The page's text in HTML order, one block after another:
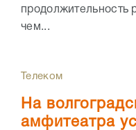
продолжительность
чем...
Телеком
На
амфитеатра